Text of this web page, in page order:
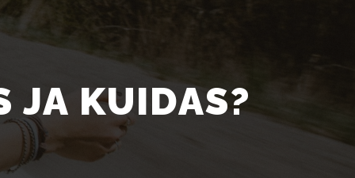
JA KUIDAS?